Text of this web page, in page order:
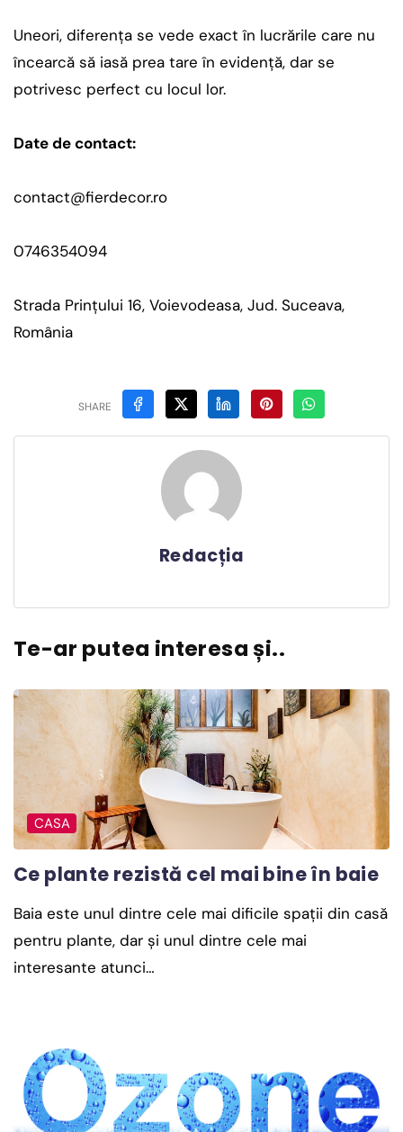
Uneori, diferența se vede exact în lucrările care nu
încearcă să iasă prea tare în evidență, dar se
potrivesc perfect cu locul lor.
Date de contact:
contact@fierdecor.ro
0746354094
Strada Prințului 16, Voievodeasa, Jud. Suceava,
România
SHARE
Redacția
Te-ar putea interesa și..
CASA
Ce plante rezistă cel mai bine în baie
Baia este unul dintre cele mai dificile spații din casă
pentru plante, dar și unul dintre cele mai
interesante atunci…